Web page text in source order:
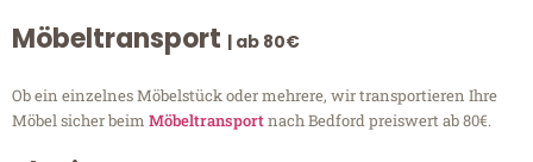
Möbeltransport | ab 80€
Ob ein einzelnes Möbelstück oder mehrere, wir transportieren Ihre
Möbel sicher beim Möbeltransportnach Bedford preiswert ab 80€.